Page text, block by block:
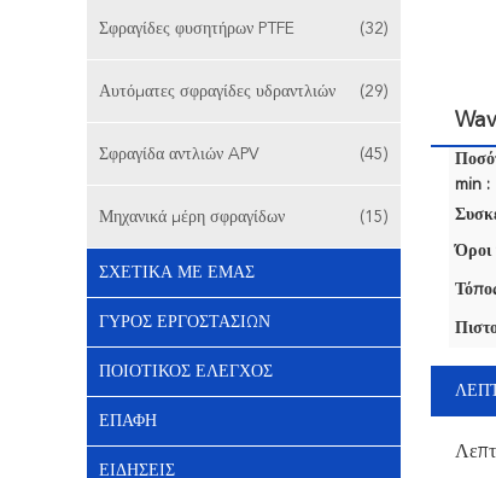
Σφραγίδες φυσητήρων PTFE (32)
Αυτόματες σφραγίδες υδραντλιών (29)
Σφραγίδα αντλιών APV (45)
Μηχανικά μέρη σφραγίδων (15)
ΣΧΕΤΙΚΆ ΜΕ ΕΜΆΣ
ΓΎΡΟΣ ΕΡΓΟΣΤΑΣΊΩΝ
ΠΟΙΟΤΙΚΌΣ ΈΛΕΓΧΟΣ
ΕΠΑΦΉ
ΕΙΔΉΣΕΙΣ
min :
Όροι